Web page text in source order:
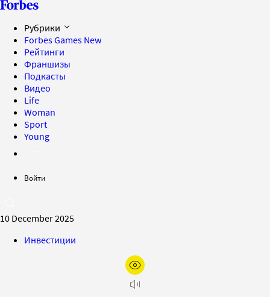
Рубрики
Forbes Games New
Рейтинги
Франшизы
Подкасты
Видео
Life
Woman
Sport
Young
Войти
10 December 2025
Инвестиции